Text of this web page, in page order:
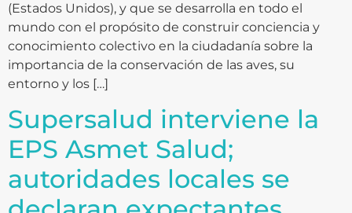
(Estados Unidos), y que se desarrolla en todo el
mundo con el propósito de construir conciencia y
conocimiento colectivo en la ciudadanía sobre la
importancia de la conservación de las aves, su
entorno y los […]
Supersalud interviene la
EPS Asmet Salud;
autoridades locales se